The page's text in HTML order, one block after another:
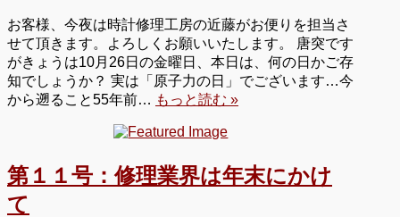
お客様、今夜は時計修理工房の近藤がお便りを担当さ
せて頂きます。よろしくお願いいたします。 唐突です
がきょうは10月26日の金曜日、本日は、何の日かご存
知でしょうか？ 実は「原子力の日」でございます…今
から遡ること55年前… もっと読む »
第１１号：修理業界は年末にかけ
て